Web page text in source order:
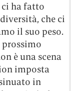
ci ha fatto
che ci
il suo peso.
è una scena
imposta
in